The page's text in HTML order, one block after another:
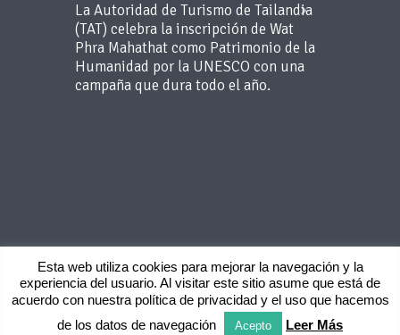
La Autoridad de Turismo de Tailandia
(TAT) celebra la inscripción de Wat
Phra Mahathat como Patrimonio de la
Humanidad por la UNESCO con una
campaña que dura todo el año.
Copyright 2015 BLUEROOM - Todos los
derechos reservados -Aviso Legal -Politica
de privacidad
Esta web utiliza cookies para mejorar la navegación y la
experiencia del usuario. Al visitar este sitio asume que está de
acuerdo con nuestra política de privacidad y el uso que hacemos
de los datos de navegación
Acepto Leer Más